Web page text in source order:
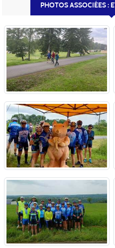
PHOTOS ASSOCIÉES :